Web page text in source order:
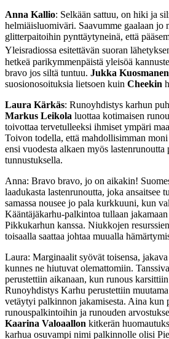
Anna Kallio: Selkään sattuu, on hiki ja
helmiäisluomiväri. Saavumme gaalaan jo
glitterpaitoihin pynttäytyneinä, että
Yleisradiossa esitettävän suoran
hetkeä parikymmenpäistä yleisöä
bravo jos siltä tuntuu. Jukka Kuosmanen
suosionosoituksia lietsoen kuin Cheekin
Laura Kärkäs: Runoyhdistys karhun
Markus Leikola luottaa kotimaisen
toivottaa tervetulleeksi ihmiset ympäri
Toivon todella, että mahdollisimman
ensi vuodesta alkaen myös
tunnustuksella.
Anna: Bravo bravo, jo on aikakin!
laadukasta lastenrunoutta, joka ansaitsee
samassa nousee jo pala kurkkuuni, kun
Kääntäjäkarhu-palkintoa tullaan
Pikkukarhun kanssa. Niukkojen
toisaalla saattaa johtaa muualla
Laura: Marginaalit syövät toisensa,
kunnes ne hiutuvat olemattomiin.
perustettiin aikanaan, kun runous
Runoyhdistys Karhu perustettiin
vetäytyi palkinnon jakamisesta. Aina kun
runouspalkintoihin ja runouden
Kaarina Valoaallon kitkerän
karhua osuvampi nimi palkinnolle olisi